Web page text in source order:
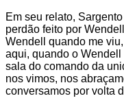
Em seu relato,
perdão feito por
Wendell quando me
aqui, quando o
sala do comando da
nos vimos, nos
conversamos por volta